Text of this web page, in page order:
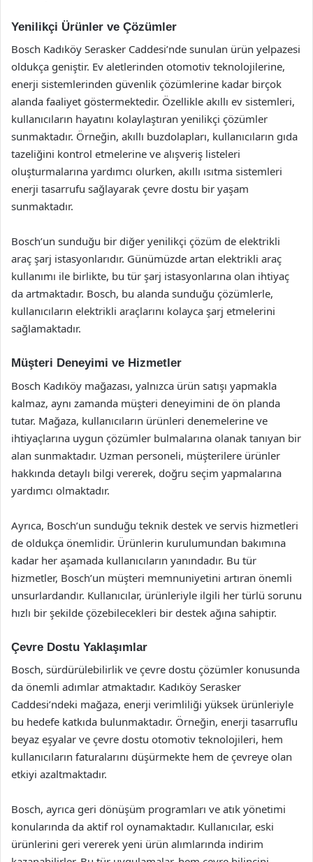
Yenilikçi Ürünler ve Çözümler
Bosch Kadıköy Serasker Caddesi’nde sunulan ürün yelpazesi
oldukça geniştir. Ev aletlerinden otomotiv teknolojilerine,
enerji sistemlerinden güvenlik çözümlerine kadar birçok
alanda faaliyet göstermektedir. Özellikle akıllı ev sistemleri,
kullanıcıların hayatını kolaylaştıran yenilikçi çözümler
sunmaktadır. Örneğin, akıllı buzdolapları, kullanıcıların gıda
tazeliğini kontrol etmelerine ve alışveriş listeleri
oluşturmalarına yardımcı olurken, akıllı ısıtma sistemleri
enerji tasarrufu sağlayarak çevre dostu bir yaşam
sunmaktadır.
Bosch’un sunduğu bir diğer yenilikçi çözüm de elektrikli
araç şarj istasyonlarıdır. Günümüzde artan elektrikli araç
kullanımı ile birlikte, bu tür şarj istasyonlarına olan ihtiyaç
da artmaktadır. Bosch, bu alanda sunduğu çözümlerle,
kullanıcıların elektrikli araçlarını kolayca şarj etmelerini
sağlamaktadır.
Müşteri Deneyimi ve Hizmetler
Bosch Kadıköy mağazası, yalnızca ürün satışı yapmakla
kalmaz, aynı zamanda müşteri deneyimini de ön planda
tutar. Mağaza, kullanıcıların ürünleri denemelerine ve
ihtiyaçlarına uygun çözümler bulmalarına olanak tanıyan bir
alan sunmaktadır. Uzman personeli, müşterilere ürünler
hakkında detaylı bilgi vererek, doğru seçim yapmalarına
yardımcı olmaktadır.
Ayrıca, Bosch’un sunduğu teknik destek ve servis hizmetleri
de oldukça önemlidir. Ürünlerin kurulumundan bakımına
kadar her aşamada kullanıcıların yanındadır. Bu tür
hizmetler, Bosch’un müşteri memnuniyetini artıran önemli
unsurlardandır. Kullanıcılar, ürünleriyle ilgili her türlü sorunu
hızlı bir şekilde çözebilecekleri bir destek ağına sahiptir.
Çevre Dostu Yaklaşımlar
Bosch, sürdürülebilirlik ve çevre dostu çözümler konusunda
da önemli adımlar atmaktadır. Kadıköy Serasker
Caddesi’ndeki mağaza, enerji verimliliği yüksek ürünleriyle
bu hedefe katkıda bulunmaktadır. Örneğin, enerji tasarruflu
beyaz eşyalar ve çevre dostu otomotiv teknolojileri, hem
kullanıcıların faturalarını düşürmekte hem de çevreye olan
etkiyi azaltmaktadır.
Bosch, ayrıca geri dönüşüm programları ve atık yönetimi
konularında da aktif rol oynamaktadır. Kullanıcılar, eski
ürünlerini geri vererek yeni ürün alımlarında indirim